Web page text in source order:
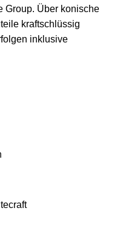
Group. Über konische
kraftschlüssig
inklusive